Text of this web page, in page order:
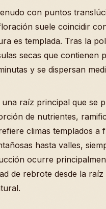
con puntos
suele coincidir
es templada. Tras la
secas que contienen
y se dispersan
raíz principal que se
de nutrientes,
climas templados a
hasta valles,
ocurre
de rebrote desde la raíz